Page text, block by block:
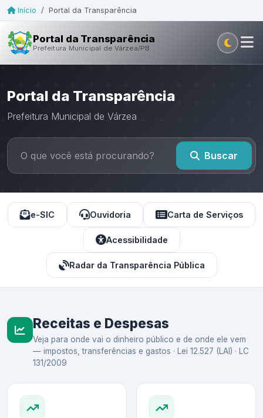
Início / Portal da Transparência
Portal da Transparência
Prefeitura Municipal de Várzea/PB
Portal da Transparência
Prefeitura Municipal de Várzea
Buscar
e-SIC Ouvidoria Carta de Serviços
Acessibilidade
Radar da Transparência Pública
Receitas e Despesas
Veja para onde vai o dinheiro público e de onde ele vem
— impostos, transferências e gastos · Lei 12.527 (LAI) · LC
131/2009